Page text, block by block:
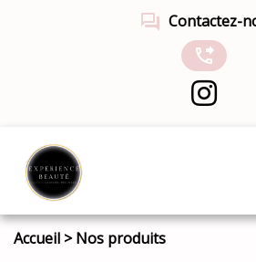
forum Contactez-
phone_forwarded
Accueil >Nos produits